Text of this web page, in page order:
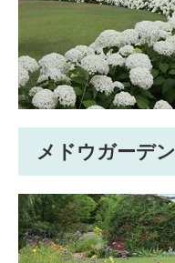
メドウガーデン